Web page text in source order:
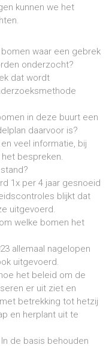
kunnen we het
waar een gebrek
onderzocht?
dat wordt
in deze buurt een
daarvoor is?
veel informatie, bij
bespreken.
1x per 4 jaar gesnoeid
blijkt dat
uitgevoerd.
welke bomen het
allemaal nagelopen
uitgevoerd.
het beleid om de
er uit ziet en
betrekking tot hetzij
en herplant uit te
de basis behouden